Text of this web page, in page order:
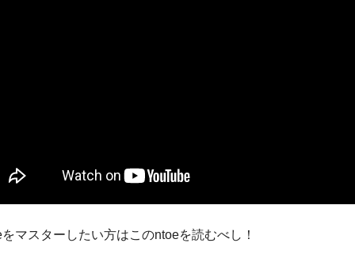
マスターしたい方はこのntoeを読むべし！